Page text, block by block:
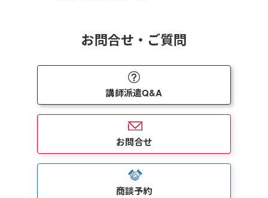
お問合せ・ご質問
講師派遣Q&A
お問合せ
商談予約